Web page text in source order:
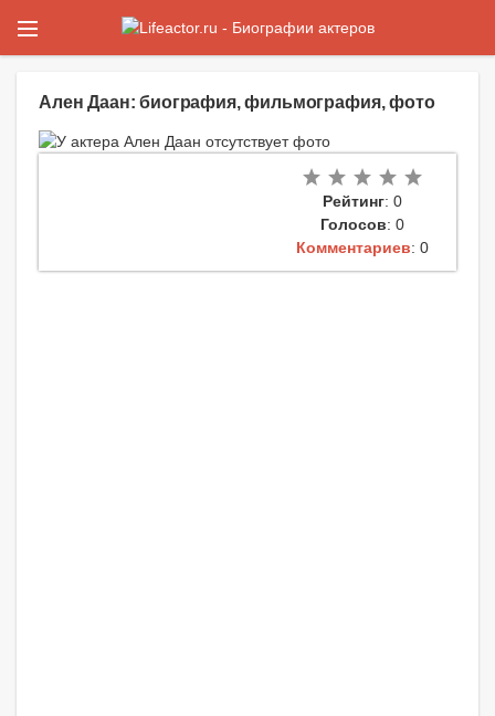
Ален Даан: биография, фильмография, фото
Рейтинг: 0
Голосов: 0
Комментариев: 0